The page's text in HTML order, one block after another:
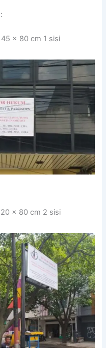
x 80 cm 1 sisi
x 80 cm 2 sisi